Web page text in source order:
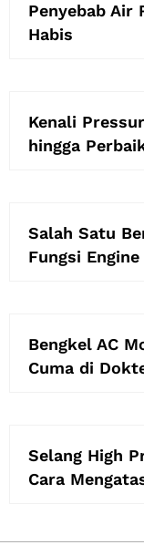
Penyebab Air
Habis
Kenali
hingga
Salah Satu
Fungsi
Bengkel AC
Cuma di
Selang High
Cara